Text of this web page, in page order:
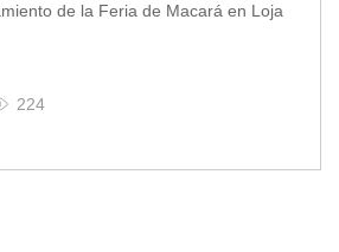
de la Feria de Macará en Loja
224